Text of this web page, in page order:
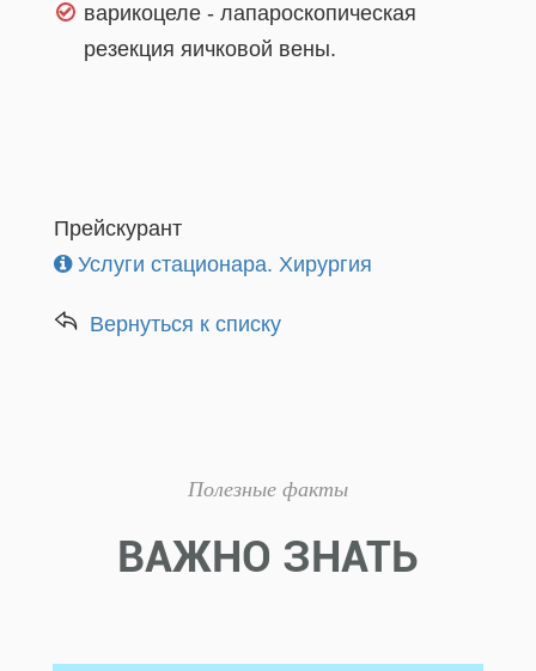
варикоцеле - лапароскопическая
резекция яичковой вены.
Прейскурант
Услуги стационара. Хирургия
Вернуться к списку
Полезные факты
ВАЖНО ЗНАТЬ